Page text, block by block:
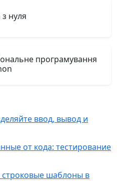
нуля
програмування
ввод, вывод и
от кода: тестирование
шаблоны в